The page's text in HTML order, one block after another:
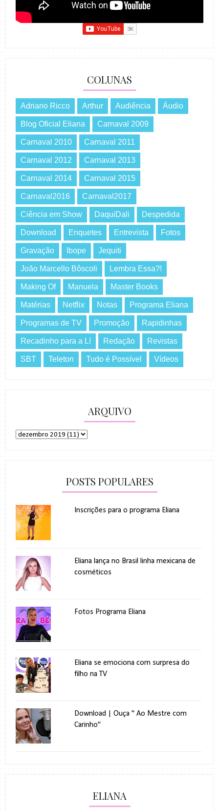
COLUNAS
Adriano Ricco Arthur Audiência Áudio
Blog Oficial Eliana Carnaval 2009
Carnaval 2010 Carnaval 2011
Carnaval 2012 Carnaval 2013
Carnaval 2014 Carnaval 2015
Carnaval2016 Carnaval2017
Ciência em Show DaquiDali Despedida
Download Enquetes Entrevista Fotos
Gravação Ibope Jequiti
João Marcello Bôscoli Lembra Essa?!
Making Of Manuela Master Books
Matérias Netflix Notas Programa Eliana
Programas de TV Promoção Rapidinhas
Recadinho para a Lí Redação Revistas
SBT Teleton Tudo é Possível Vídeos
ARQUIVO
POSTS POPULARES
Inscrições para o programa Eliana
Eliana lança no Brasil linha mexicana de
cosméticos
Fotos Programa Eliana
Eliana se emociona com surpresa do
filho na TV
Download | Ouça " Ao Mestre com
Carinho"
ELIANA